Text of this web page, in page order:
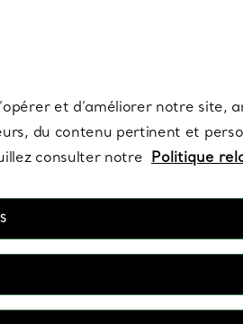
et d’améliorer notre site,
du contenu pertinent et
consulter notre Politique